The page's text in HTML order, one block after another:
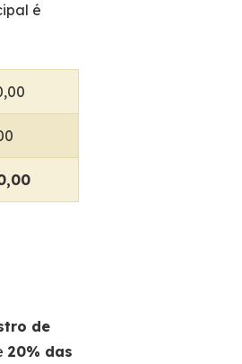
é
de
20% das